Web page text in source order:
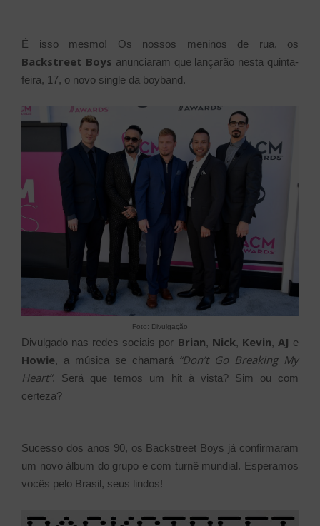
É isso mesmo! Os nossos meninos de rua, os
Backstreet Boys anunciaram que lançarão nesta quinta-
feira, 17, o novo single da boyband.
Foto: Divulgação
Divulgado nas redes sociais por Brian, Nick, Kevin, AJ e
Howie, a música se chamará “Don’t Go Breaking My
Heart”. Será que temos um hit à vista? Sim ou com
certeza?
Sucesso dos anos 90, os Backstreet Boys já confirmaram
um novo álbum do grupo e com turnê mundial. Esperamos
vocês pelo Brasil, seus lindos!